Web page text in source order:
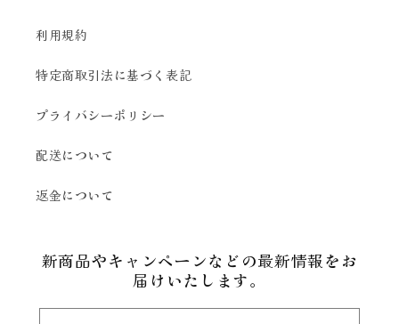
利用規約
特定商取引法に基づく表記
プライバシーポリシー
配送について
返金について
新商品やキャンペーンなどの最新情報をお
届けいたします。